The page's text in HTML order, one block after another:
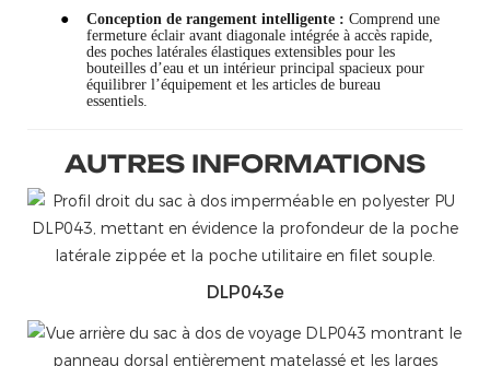
● Conception de rangement intelligente : Comprend une
fermeture éclair avant diagonale intégrée à accès rapide,
des poches latérales élastiques extensibles pour les
bouteilles d’eau et un intérieur principal spacieux pour
équilibrer l’équipement et les articles de bureau
essentiels.
AUTRES INFORMATIONS
DLP043e